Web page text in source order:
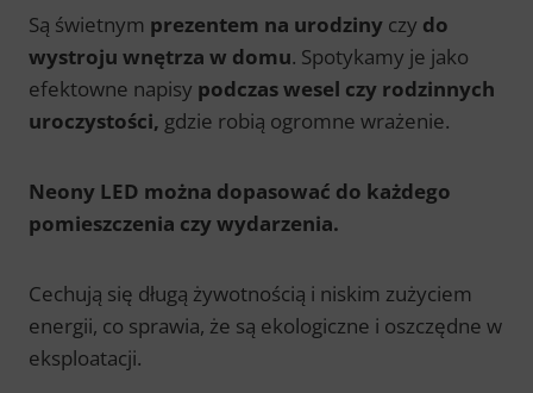
Są świetnym prezentem na urodziny czy do
wystroju wnętrza w domu. Spotykamy je jako
efektowne napisy podczas wesel czy rodzinnych
uroczystości, gdzie robią ogromne wrażenie.
Neony LED można dopasować do każdego
pomieszczenia czy wydarzenia.
Cechują się długą żywotnością i niskim zużyciem
energii, co sprawia, że są ekologiczne i oszczędne w
eksploatacji.